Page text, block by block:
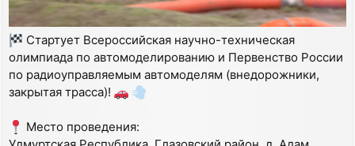
Стартует Всероссийская научно-техническая
олимпиада по автомоделированию и Первенство России
по радиоуправляемым автомоделям (внедорожники,
закрытая трасса)!
Место проведения: